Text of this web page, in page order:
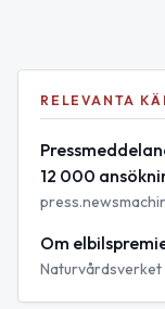
RELEVANTA
12 000
Om
Naturvårdsverket